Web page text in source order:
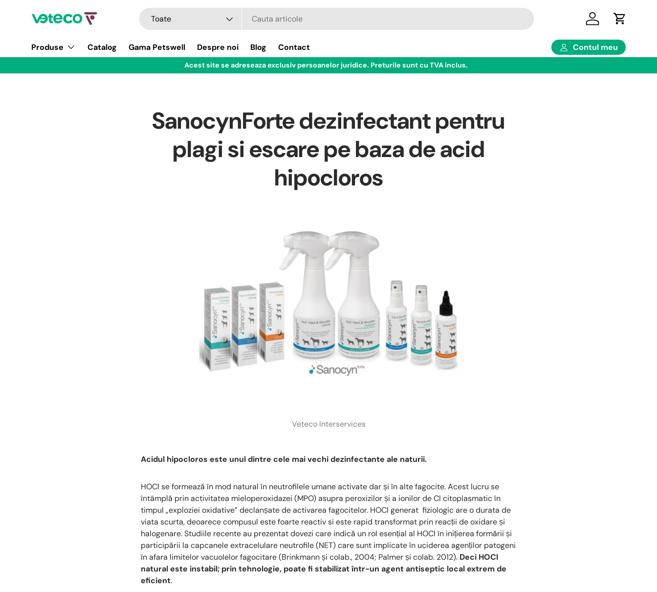
Sari la conținut
Căutare
Tip produs
Toate ConectareCoş
Produse Catalog Gama Petswell Despre noi Blog Contact Contul meu
Acest site se adreseaza exclusiv persoanelor juridice. Preturile sunt cu TVA inclus.
SanocynForte dezinfectant pentru
plagi si escare pe baza de acid
hipocloros
Veteco Interservices
Acidul hipocloros este unul dintre cele mai vechi dezinfectante ale naturii.
HOCl se formează în mod natural în neutrofilele umane activate dar și în alte fagocite. Acest lucru se
întâmplă prin activitatea mieloperoxidazei (MPO) asupra peroxizilor și a ionilor de Cl citoplasmatic în
timpul „exploziei oxidative” declanșate de activarea fagocitelor. HOCl generat fiziologic are o durata de
viata scurta, deoarece compusul este foarte reactiv si este rapid transformat prin reacții de oxidare și
halogenare. Studiile recente au prezentat dovezi care indică un rol esențial al HOCl în inițierea formării și
participării la capcanele extracelulare neutrofile (NET) care sunt implicate în uciderea agenților patogeni
în afara limitelor vacuolelor fagocitare (Brinkmann și colab., 2004; Palmer și colab. 2012). Deci HOCl
natural este instabil; prin tehnologie, poate fi stabilizat într-un agent antiseptic local extrem de
eficient.